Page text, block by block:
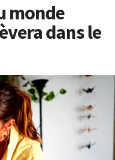
monde
dans le